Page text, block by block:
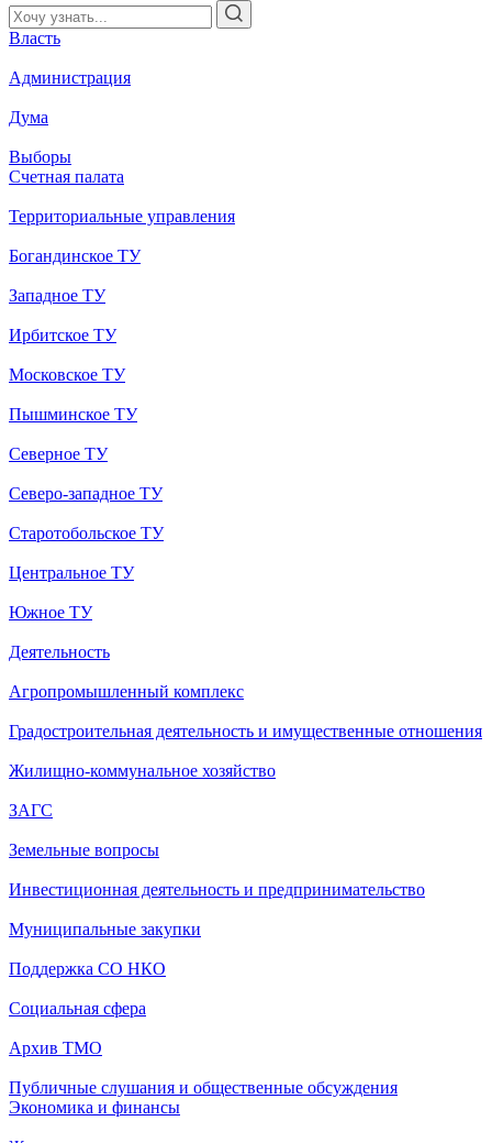
Власть
Администрация
Дума
Выборы
Счетная палата
Территориальные управления
Богандинское ТУ
Западное ТУ
Ирбитское ТУ
Московское ТУ
Пышминское ТУ
Северное ТУ
Северо-западное ТУ
Старотобольское ТУ
Центральное ТУ
Южное ТУ
Деятельность
Агропромышленный комплекс
Градостроительная деятельность и имущественные отношения
Жилищно-коммунальное хозяйство
ЗАГС
Земельные вопросы
Инвестиционная деятельность и предпринимательство
Муниципальные закупки
Поддержка СО НКО
Социальная сфера
Архив ТМО
Публичные слушания и общественные обсуждения
Экономика и финансы